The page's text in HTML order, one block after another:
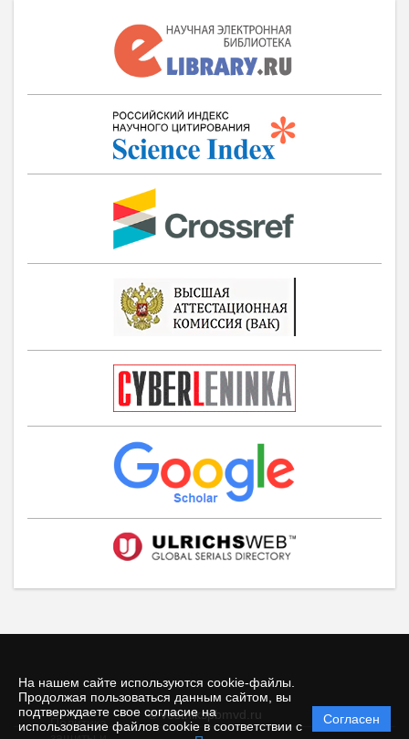
На нашем сайте используются cookie-файлы.
Продолжая пользоваться данным сайтом, вы
подтверждаете свое согласие на
использование файлов cookie в соответствии с
Согласен
© vestnikspbmvd.ru
Политика